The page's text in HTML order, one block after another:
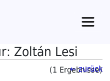
Zoltán Lesi
(1 Ergebnisse)
← zurück